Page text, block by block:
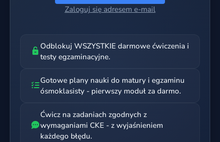
Zaloguj się adresem e-mail
Odblokuj WSZYSTKIE darmowe ćwiczenia i
testy egzaminacyjne.
Gotowe plany nauki do matury i egzaminu
ósmoklasisty - pierwszy moduł za darmo.
Ćwicz na zadaniach zgodnych z
wymaganiami CKE - z wyjaśnieniem
każdego błędu.